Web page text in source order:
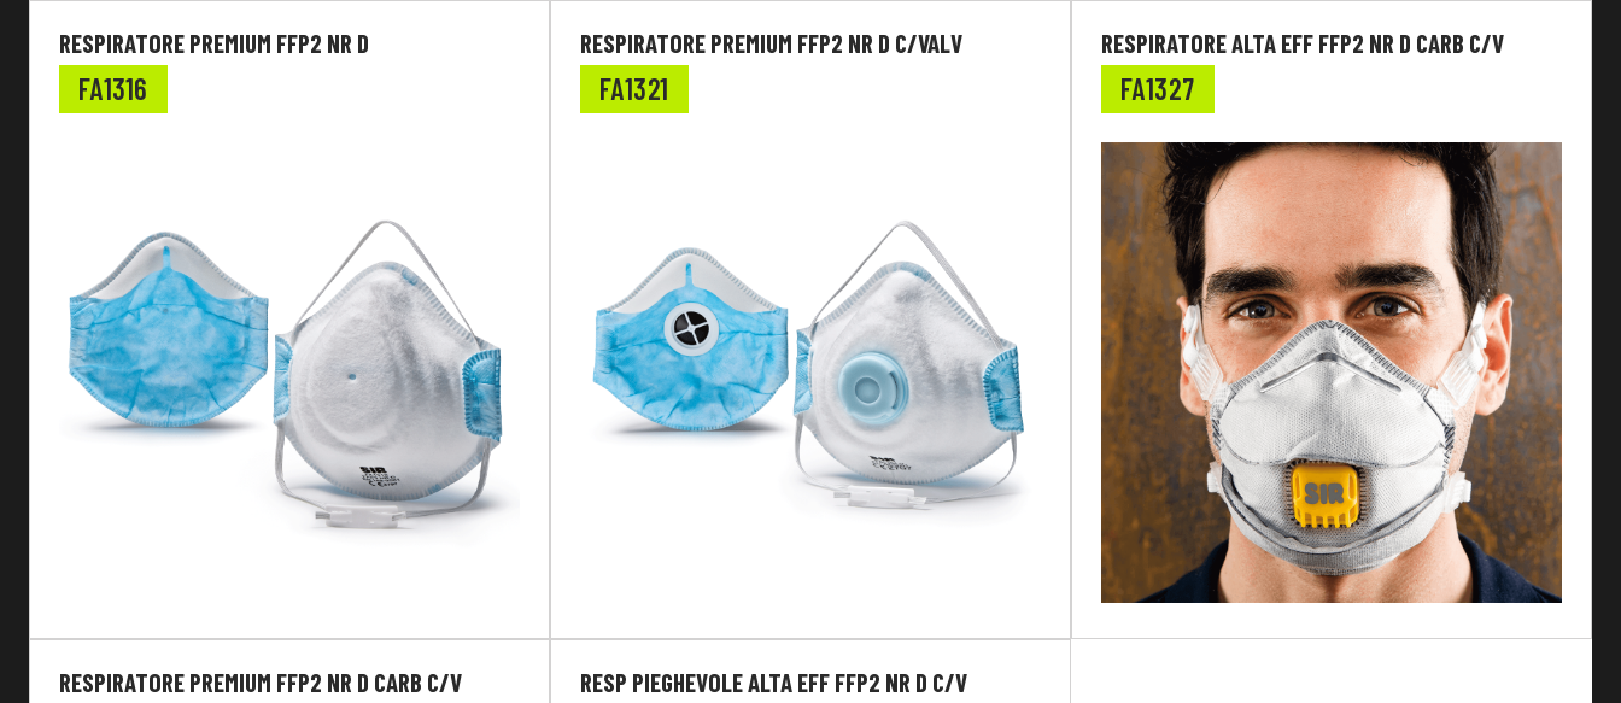
RESPIRATORE PREMIUM FFP2 NR D
FA1316
RESPIRATORE PREMIUM FFP2 NR D C/VALV
FA1321
RESPIRATORE ALTA EFF FFP2 NR D CARB C/V
FA1327
RESPIRATORE PREMIUM FFP2 NR D CARB C/V RESP PIEGHEVOLE ALTA EFF FFP2 NR D C/V